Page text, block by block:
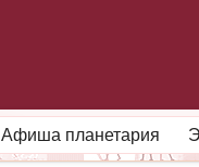
Афиша планетария